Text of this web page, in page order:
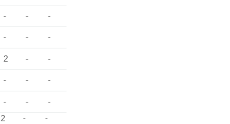
- - -
- - -
2 - -
- - -
- -
-
2 - -